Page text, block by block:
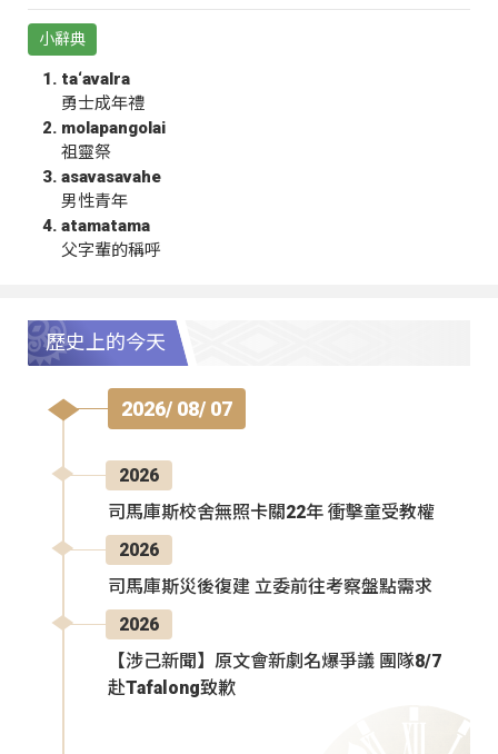
小辭典
ta‘avalra
勇士成年禮
molapangolai
祖靈祭
asavasavahe
男性青年
atamatama
父字輩的稱呼
歷史上的今天
2026/ 08/ 07
2026
司馬庫斯校舍無照卡關22年 衝擊童受教權
2026
司馬庫斯災後復建 立委前往考察盤點需求
2026
【涉己新聞】原文會新劇名爆爭議 團隊8/7
赴Tafalong致歉